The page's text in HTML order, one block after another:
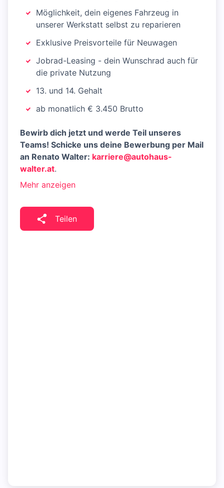
Möglichkeit, dein eigenes Fahrzeug in
unserer Werkstatt selbst zu reparieren
Exklusive Preisvorteile für Neuwagen
Jobrad-Leasing - dein Wunschrad auch für
die private Nutzung
13. und 14. Gehalt
ab monatlich € 3.450 Brutto
Bewirb dich jetzt und werde Teil unseres
Teams! Schicke uns deine Bewerbung per Mail
an Renato Walter: karriere@autohaus-
walter.at.
Mehr anzeigen
Teilen